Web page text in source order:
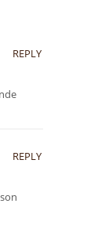
REPLY
REPLY